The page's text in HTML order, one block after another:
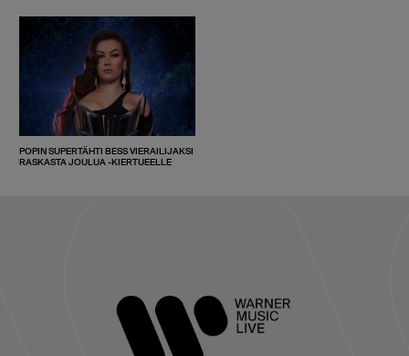
POPIN SUPERTÄHTI BESS VIERAILIJAKSI
RASKASTA JOULUA -KIERTUEELLE